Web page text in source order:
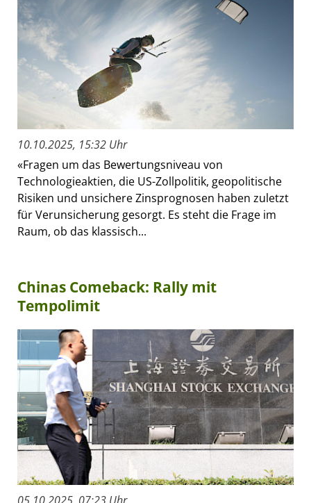
10.10.2025, 15:32 Uhr
«Fragen um das Bewertungsniveau von
Technologieaktien, die US-Zollpolitik, geopolitische
Risiken und unsichere Zinsprognosen haben zuletzt
für Verunsicherung gesorgt. Es steht die Frage im
Raum, ob das klassisch...
Chinas Comeback: Rally mit
Tempolimit